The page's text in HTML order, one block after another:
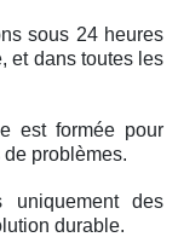
sous 24 heures
et dans toutes les
est formée pour
problèmes.
uniquement des
durable.